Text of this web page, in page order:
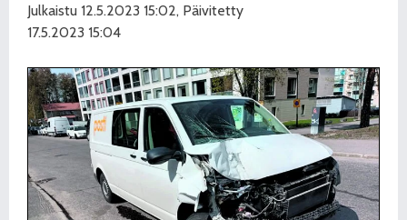
Julkaistu 12.5.2023 15:02, Päivitetty
17.5.2023 15:04